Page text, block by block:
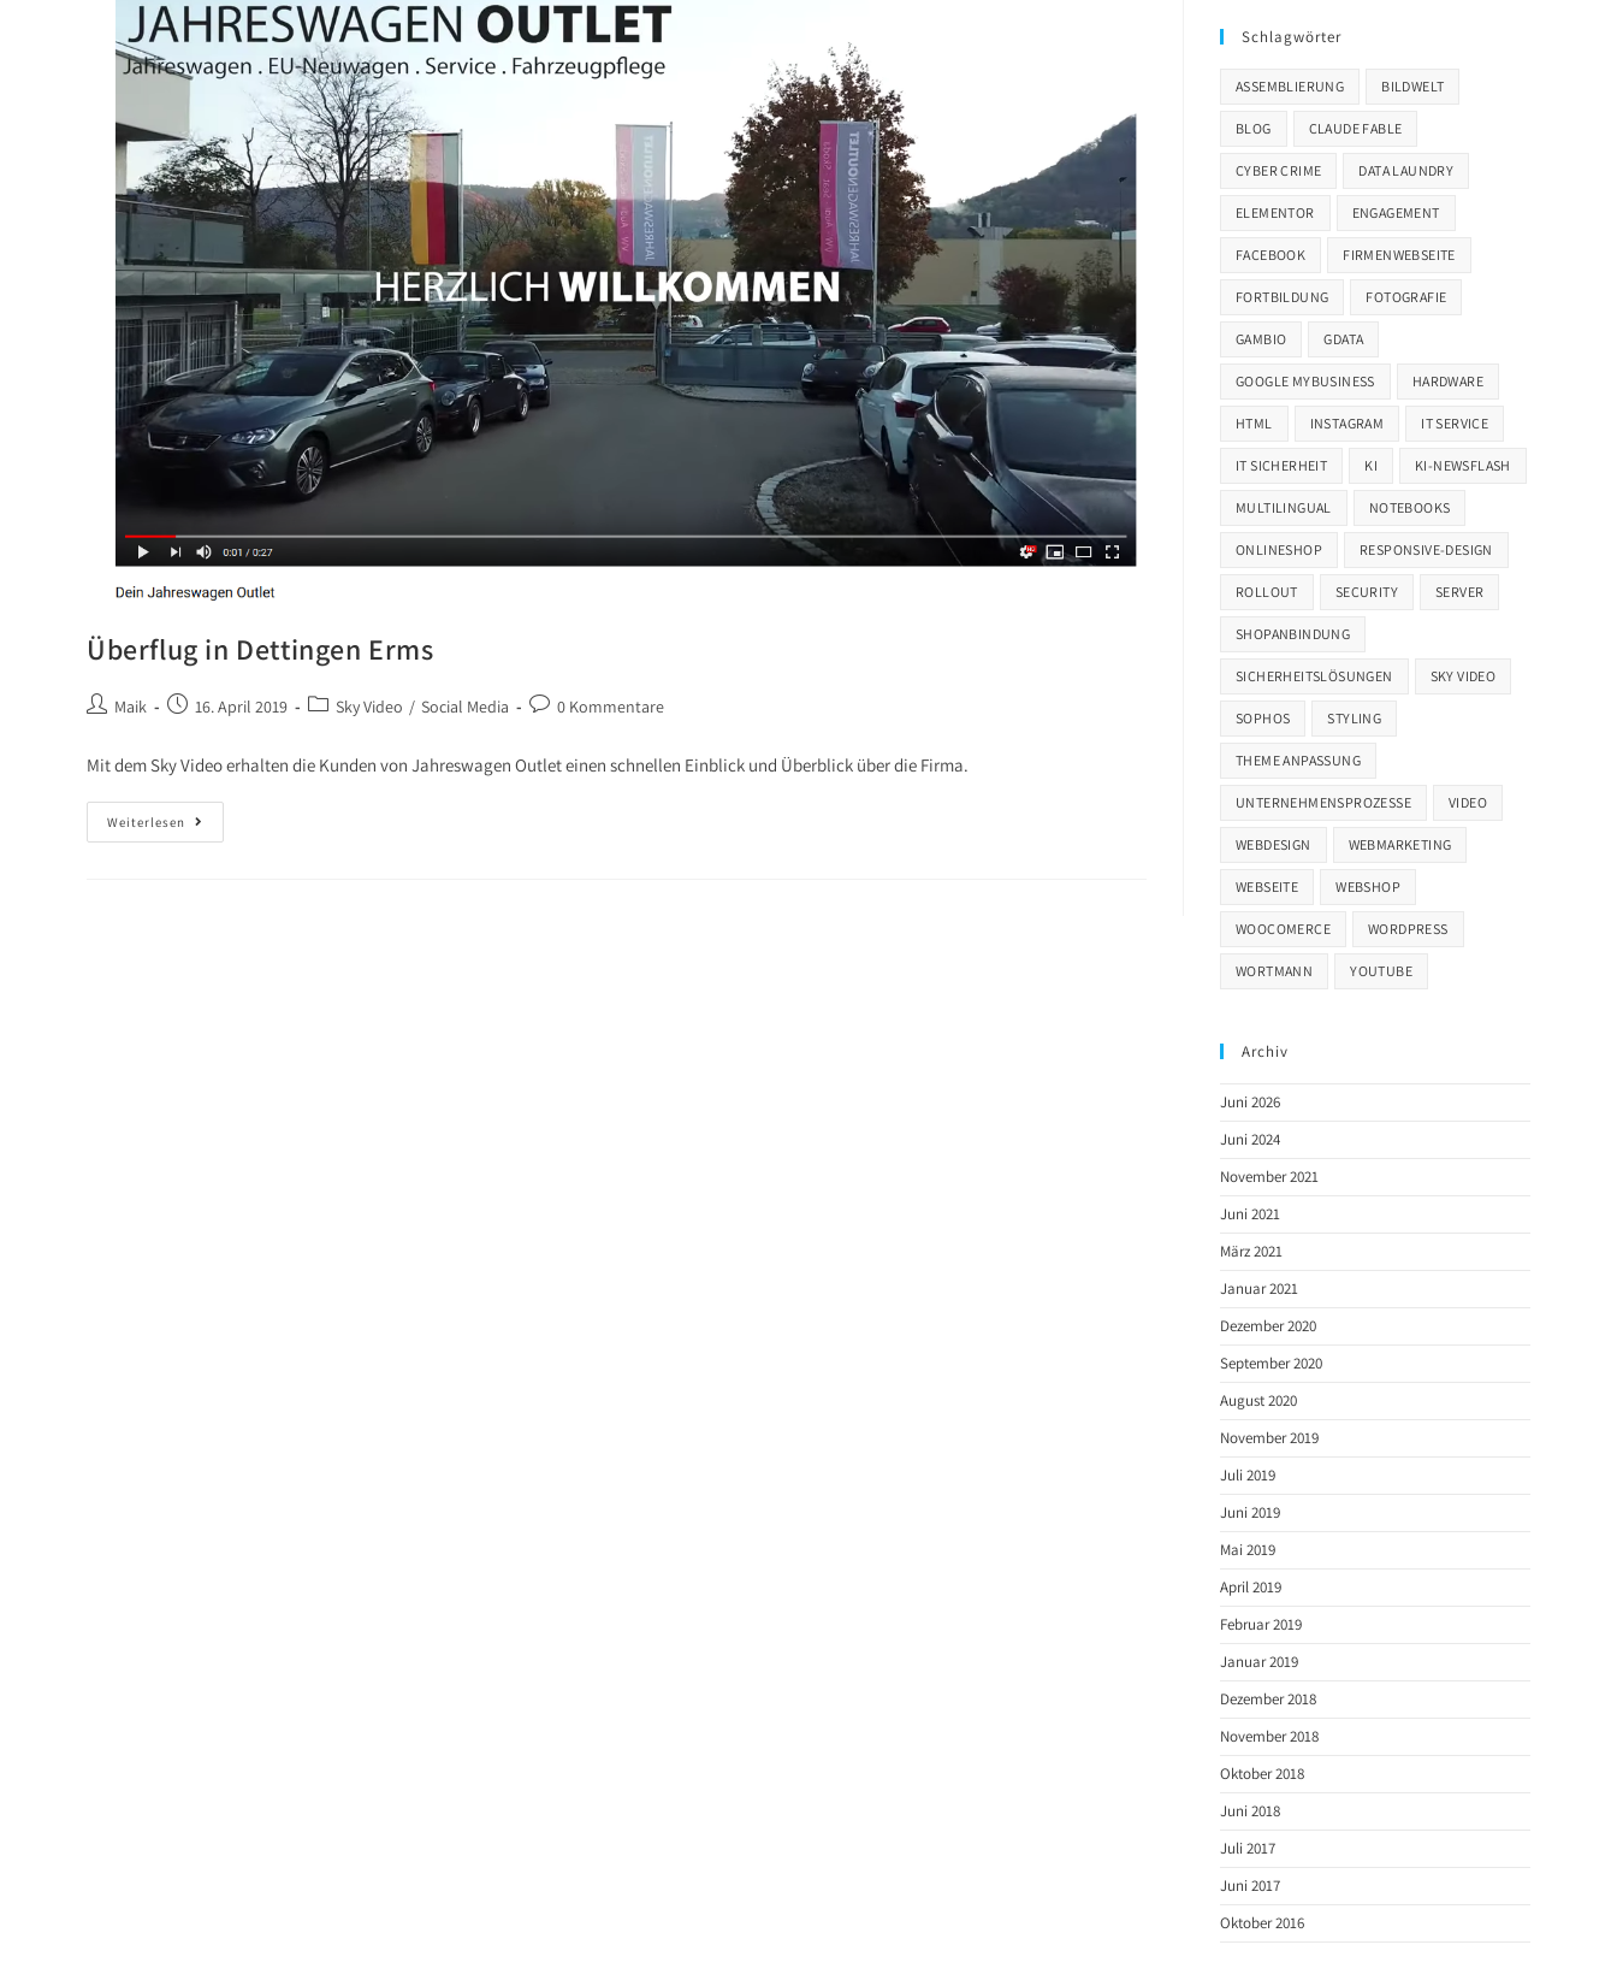
Überflug in Dettingen Erms
Maik 16. April 2019 Sky Video / Social Media 0 Kommentare
Mit dem Sky Video erhalten die Kunden von Jahreswagen Outlet einen schnellen Einblick und Überblick über die Firma.
Weiterlesen
Schlagwörter
ASSEMBLIERUNG BILDWELT
BLOG CLAUDE FABLE
CYBER CRIME DATA LAUNDRY
ELEMENTOR ENGAGEMENT
FACEBOOK FIRMENWEBSEITE
FORTBILDUNG FOTOGRAFIE
GAMBIO GDATA
GOOGLE MYBUSINESS HARDWARE
HTML INSTAGRAM IT SERVICE
IT SICHERHEIT KI KI-NEWSFLASH
MULTILINGUAL NOTEBOOKS
ONLINESHOP RESPONSIVE-DESIGN
ROLLOUT SECURITY SERVER
SHOPANBINDUNG
SICHERHEITSLÖSUNGEN SKY VIDEO
SOPHOS STYLING
THEME ANPASSUNG
UNTERNEHMENSPROZESSE VIDEO
WEBDESIGN WEBMARKETING
WEBSEITE WEBSHOP
WOOCOMERCE WORDPRESS
WORTMANN YOUTUBE
Archiv
Juni 2026
Juni 2024
November 2021
Juni 2021
März 2021
Januar 2021
Dezember 2020
September 2020
August 2020
November 2019
Juli 2019
Juni 2019
Mai 2019
April 2019
Februar 2019
Januar 2019
Dezember 2018
November 2018
Oktober 2018
Juni 2018
Juli 2017
Juni 2017
Oktober 2016